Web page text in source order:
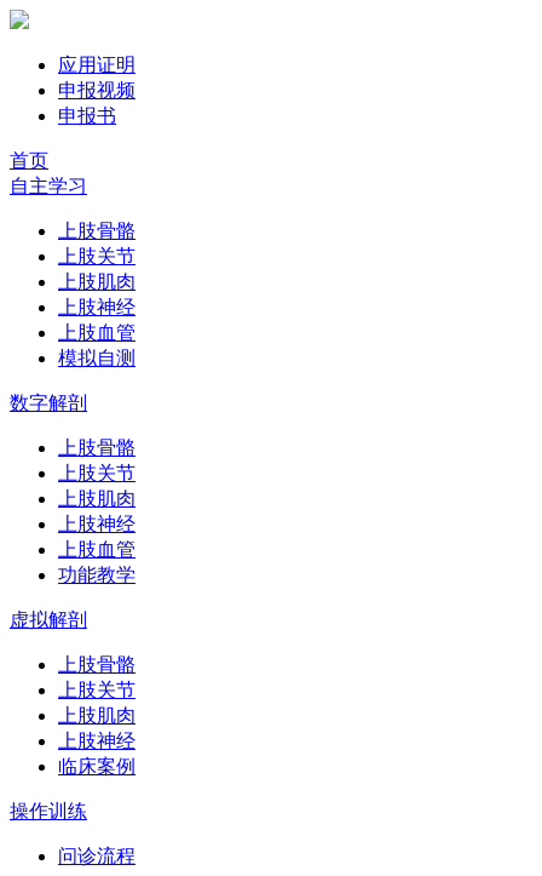
应用证明
申报视频
申报书
首页
自主学习
上肢骨骼
上肢关节
上肢肌肉
上肢神经
上肢血管
模拟自测
数字解剖
上肢骨骼
上肢关节
上肢肌肉
上肢神经
上肢血管
功能教学
虚拟解剖
上肢骨骼
上肢关节
上肢肌肉
上肢神经
临床案例
操作训练
问诊流程